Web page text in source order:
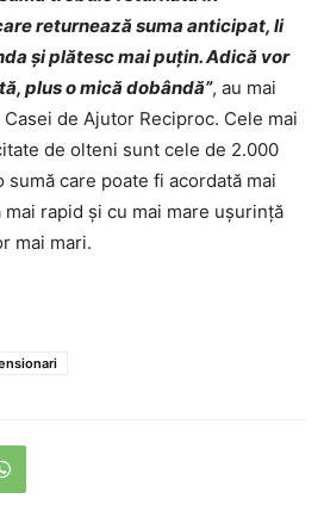
returnează suma anticipat, li
şi plătesc mai puţin. Adică vor
plus o mică dobândă”, au mai
de Ajutor Reciproc. Cele mai
de olteni sunt cele de 2.000
care poate fi acordată mai
rapid şi cu mai mare uşurinţă
mai mari.